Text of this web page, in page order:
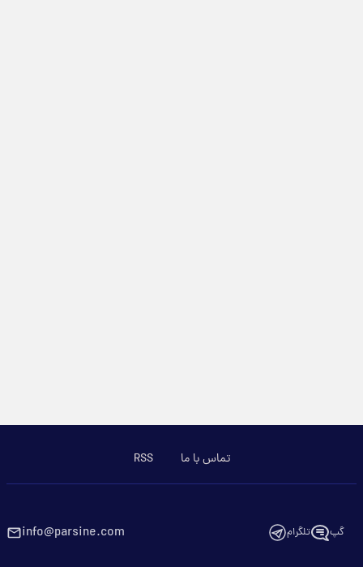
تماس با ما RSS
گپ تلگرام info@parsine.com